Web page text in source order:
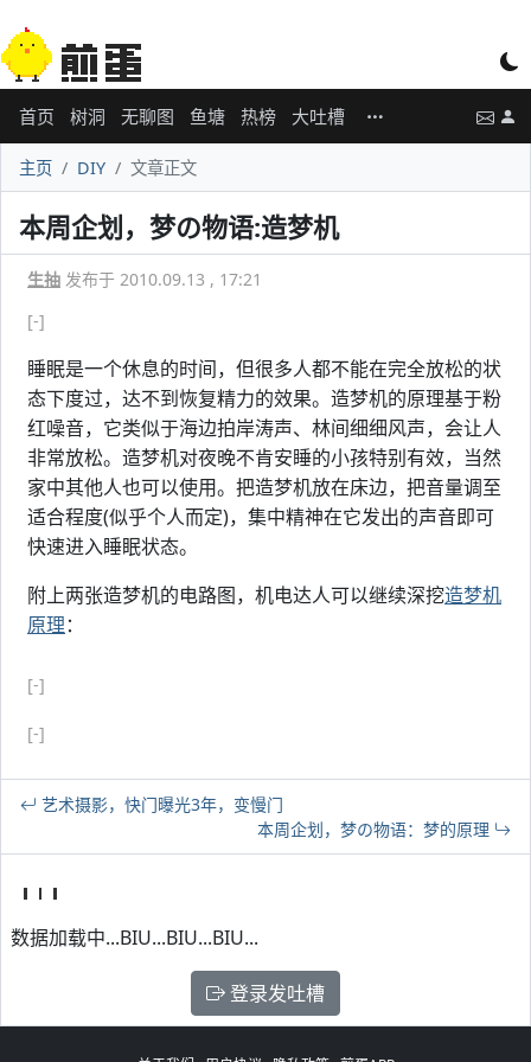
首页 树洞 无聊图 鱼塘 热榜 大吐槽
主页 DIY 文章正文
本周企划，梦の物语:造梦机
生抽 发布于 2010.09.13 , 17:21
[-]
睡眠是一个休息的时间，但很多人都不能在完全放松的状
态下度过，达不到恢复精力的效果。造梦机的原理基于粉
红噪音，它类似于海边拍岸涛声、林间细细风声，会让人
非常放松。造梦机对夜晚不肯安睡的小孩特别有效，当然
家中其他人也可以使用。把造梦机放在床边，把音量调至
适合程度(似乎个人而定)，集中精神在它发出的声音即可
快速进入睡眠状态。
附上两张造梦机的电路图，机电达人可以继续深挖造梦机
原理：
[-]
[-]
艺术摄影，快门曝光3年，变慢门
本周企划，梦の物语：梦的原理
数据加载中...BIU...BIU...BIU...
登录发吐槽